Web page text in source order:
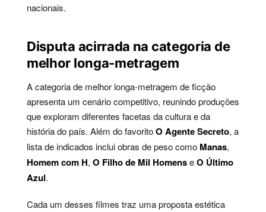
nacionais.
Disputa acirrada na categoria de
melhor longa-metragem
A categoria de melhor longa-metragem de ficção
apresenta um cenário competitivo, reunindo produções
que exploram diferentes facetas da cultura e da
história do país. Além do favoritoO Agente Secreto, a
lista de indicados inclui obras de peso como Manas,
Homem com H, O Filho de Mil HomenseO Último
Azul.
Cada um desses filmes traz uma proposta estética